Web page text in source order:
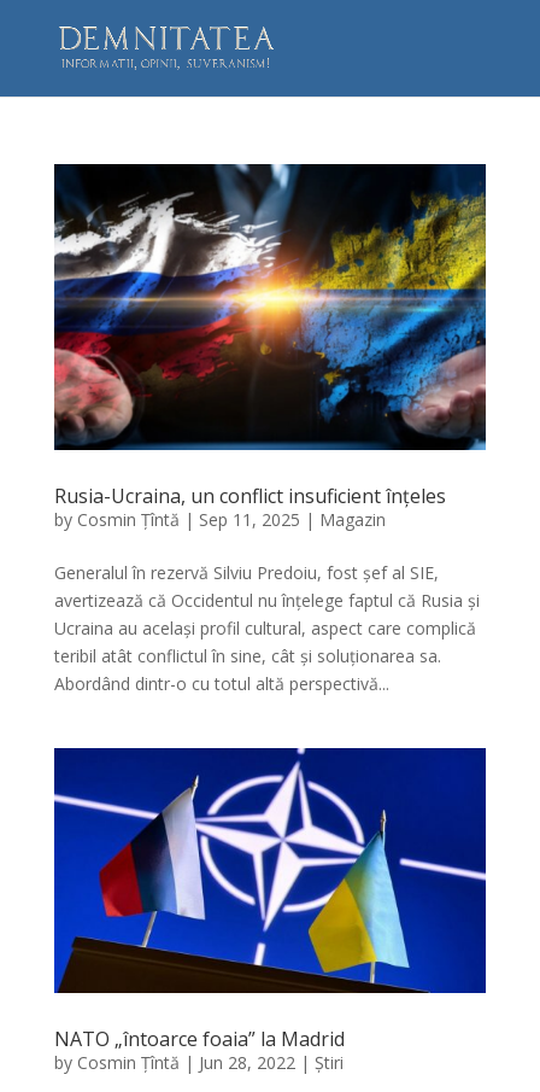
Rusia-Ucraina, un conflict insuficient înțeles
by Cosmin Țîntă | Sep 11, 2025 | Magazin
Generalul în rezervă Silviu Predoiu, fost șef al SIE,
avertizează că Occidentul nu înțelege faptul că Rusia și
Ucraina au același profil cultural, aspect care complică
teribil atât conflictul în sine, cât și soluționarea sa.
Abordând dintr-o cu totul altă perspectivă...
NATO „întoarce foaia” la Madrid
by Cosmin Țîntă | Jun 28, 2022 | Știri